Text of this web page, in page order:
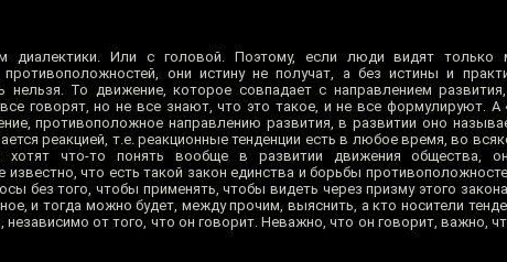
диалектики. Или с головой. Поэтому, если люди видят только
они истину не получат, а без истины и
нельзя. То движение, которое совпадает с направлением
говорят, но не все знают, что это такое, и не все формулируют. А
противоположное направлению развития, в развитии оно
реакцией, т.е. реакционные тенденции есть в любое время, во
что-то понять вообще в развитии движения общества,
известно, что есть такой закон единства и борьбы
без того, чтобы применять, чтобы видеть через призму этого
и тогда можно будет, между прочим, выяснить, а кто носители
независимо от того, что он говорит. Неважно, что он говорит, важно,